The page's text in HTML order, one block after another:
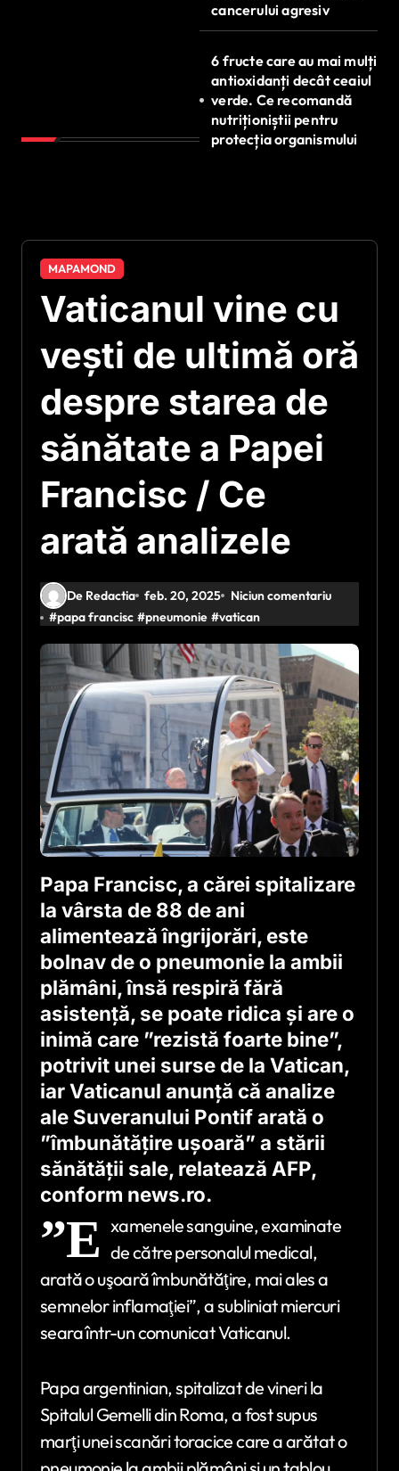
cancerului agresiv
6 fructe care au mai mulți
antioxidanți decât ceaiul
verde. Ce recomandă
nutriționiștii pentru
protecția organismului
MAPAMOND
Vaticanul vine cu
vești de ultimă oră
despre starea de
sănătate a Papei
Francisc / Ce
arată analizele
De Redactia feb. 20, 2025
Niciun comentariu
#papa francisc #pneumonie #vatican
Papa Francisc, a cărei spitalizare
la vârsta de 88 de ani
alimentează îngrijorări, este
bolnav de o pneumonie la ambii
plămâni, însă respiră fără
asistenţă, se poate ridica şi are o
inimă care ”rezistă foarte bine”,
potrivit unei surse de la Vatican,
iar Vaticanul anunţă că analize
ale Suveranului Pontif arată o
”îmbunătăţire uşoară” a stării
sănătăţii sale, relatează AFP,
conform news.ro.
”E xamenele sanguine, examinate
de către personalul medical,
arată o uşoară îmbunătăţire, mai ales a
semnelor inflamaţiei”, a subliniat miercuri
seara într-un comunicat Vaticanul.
Papa argentinian, spitalizat de vineri la
Spitalul Gemelli din Roma, a fost supus
marţi unei scanări toracice care a arătat o